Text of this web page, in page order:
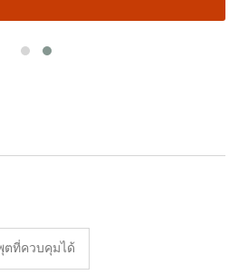
ตที่ควบคุมได้